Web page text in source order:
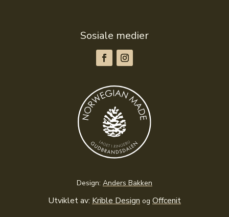
Sosiale medier
Design: Anders Bakken
Utviklet av: Krible Design og Offcenit